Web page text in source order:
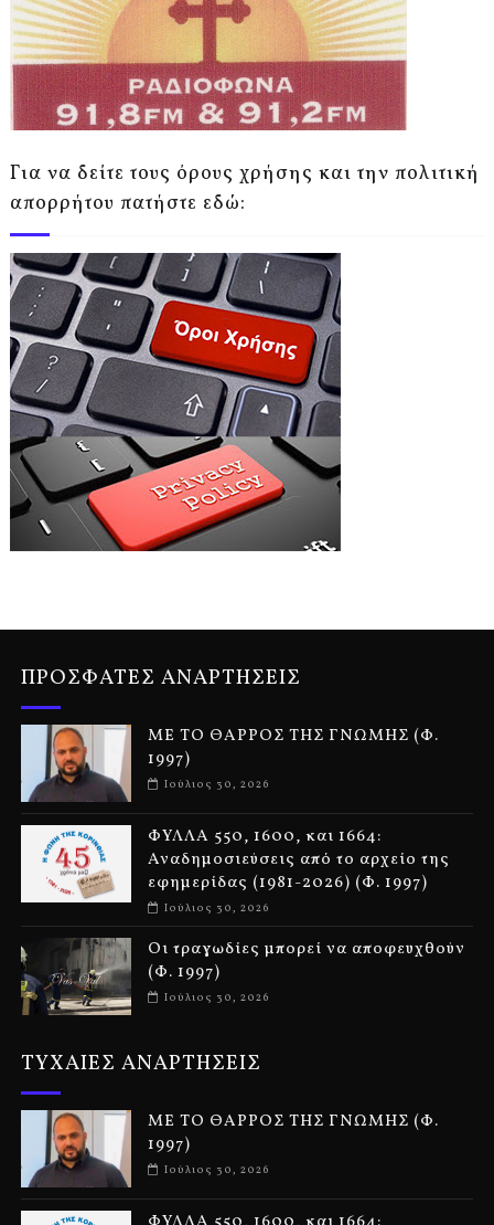
Για να δείτε τους όρους χρήσης και την πολιτική
απορρήτου πατήστε εδώ:
ΠΡΟΣΦΑΤΕΣ ΑΝΑΡΤΗΣΕΙΣ
ΜΕ ΤΟ ΘΑΡΡΟΣ ΤΗΣ ΓΝΩΜΗΣ (Φ.
1997)
Ιούλιος 30, 2026
ΦΥΛΛΑ 550, 1600, και 1664:
Αναδημοσιεύσεις από το αρχείο της
εφημερίδας (1981-2026) (Φ. 1997)
Ιούλιος 30, 2026
Οι τραγωδίες μπορεί να αποφευχθούν
(Φ. 1997)
Ιούλιος 30, 2026
ΤΥΧΑΙΕΣ ΑΝΑΡΤΗΣΕΙΣ
ΜΕ ΤΟ ΘΑΡΡΟΣ ΤΗΣ ΓΝΩΜΗΣ (Φ.
1997)
Ιούλιος 30, 2026